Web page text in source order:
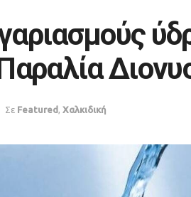
Σε Featured Χαλκιδική